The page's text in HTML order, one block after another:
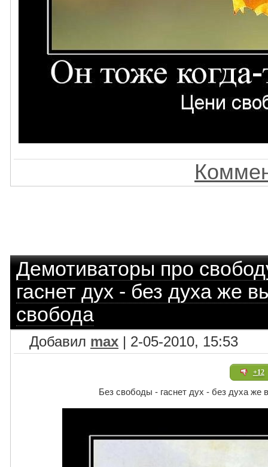
Демотиваторы про
гаснет дух - без духа же
свобода
Добавил max | 2-05-2010, 15:53
+12
Без свободы - гаснет дух - без духа же